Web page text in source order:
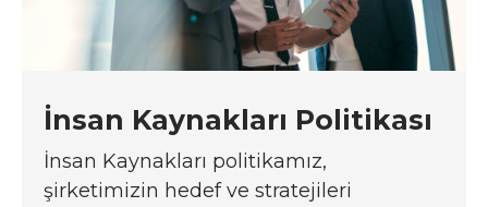
İnsan Kaynakları Politikası
İnsan Kaynakları politikamız,
şirketimizin hedef ve stratejileri